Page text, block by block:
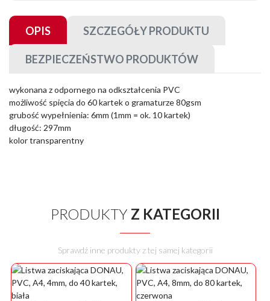
OPIS SZCZEGÓŁY PRODUKTU
BEZPIECZEŃSTWO PRODUKTÓW
wykonana z odpornego na odkształcenia PVC
możliwość spięcia do 60 kartek o gramaturze 80gsm
grubość wypełnienia: 6mm (1mm = ok. 10 kartek)
długość: 297mm
kolor transparentny
PRODUKTY Z KATEGORII
Sprawdź inne produkty z tej samej kategorii